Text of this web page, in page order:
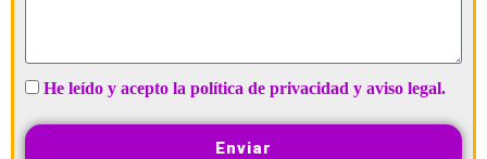
He leído y acepto la política de privacidad y aviso legal.
Enviar